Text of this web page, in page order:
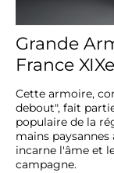
Grande
France
Cette armoire,
debout", fait
populaire de la
mains paysannes
incarne l'âme et
campagne.